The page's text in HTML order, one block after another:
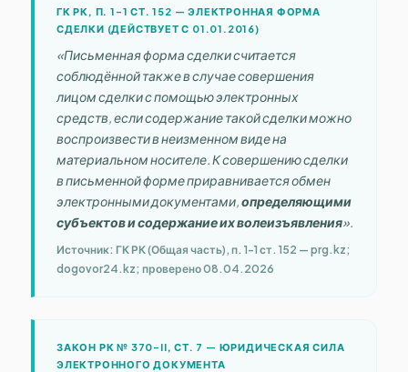
ГК РК, П. 1-1 СТ. 152 — ЭЛЕКТРОННАЯ ФОРМА
СДЕЛКИ (ДЕЙСТВУЕТ С 01.01.2016)
«Письменная форма сделки считается
соблюдённой также в случае совершения
лицом сделки с помощью электронных
средств, если содержание такой сделки можно
воспроизвести в неизменном виде на
материальном носителе. К совершению сделки
в письменной форме приравнивается обмен
электронными документами,определяющими
субъектов и содержание их волеизъявления».
Источник: ГК РК (Общая часть), п. 1-1 ст. 152 — prg.kz;
dogovor24.kz; проверено 08.04.2026
ЗАКОН РК № 370-II, СТ. 7 — ЮРИДИЧЕСКАЯ СИЛА
ЭЛЕКТРОННОГО ДОКУМЕНТА